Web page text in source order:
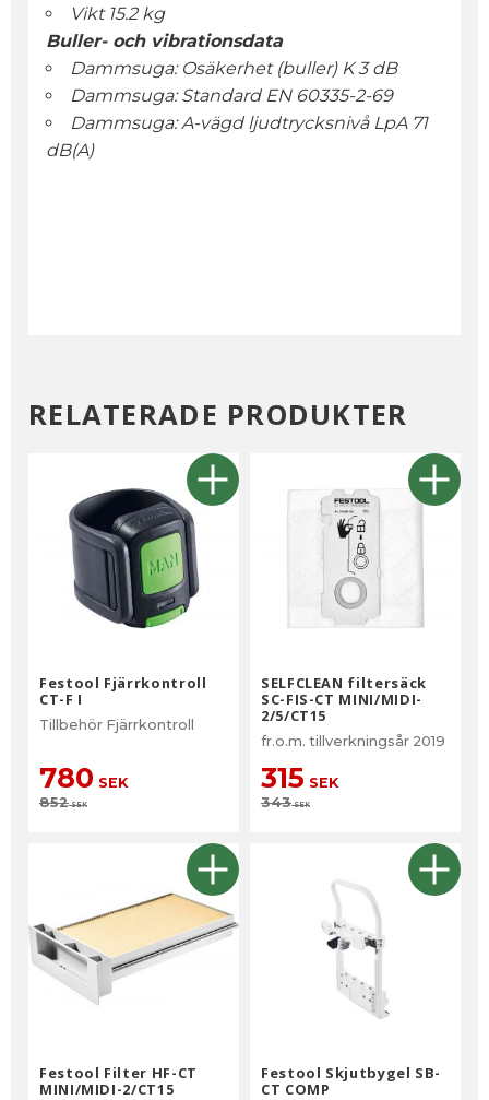
Vikt 15.2 kg
Buller- och vibrationsdata
Dammsuga: Osäkerhet (buller) K 3 dB
Dammsuga: Standard EN 60335-2-69
Dammsuga: A-vägd ljudtrycksnivå LpA 71
dB(A)
RELATERADE PRODUKTER
Festool Fjärrkontroll
CT-F I
Tillbehör Fjärrkontroll
780 SEK
852SEK
SELFCLEAN filtersäck
SC-FIS-CT MINI/MIDI-
2/5/CT15
fr.o.m. tillverkningsår 2019
315 SEK
343SEK
Festool Filter HF-CT
MINI/MIDI-2/CT15
Festool Skjutbygel SB-
CT COMP